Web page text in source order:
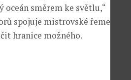
směrem ke světlu,“
spojuje mistrovské řemeslo s
hranice možného.